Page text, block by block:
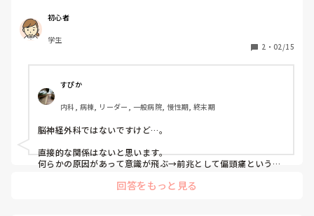
緊張しすぎると興奮してアセチルコリンが出て中枢神経が副
交感神経を押して意識が飛ぶのって偏頭痛ですよね？
セロトニンが不足して急激且つ高度に生体内維持に必要な血
液量が供給できなくなり意識が飛ぶ？とかって偏頭痛と関係
ありますか？
お願いします教えてください
本当にお願いします
初心者
学生
2 ・ 02/15
すぴか
内科, 病棟, リーダー, 一般病院, 慢性期, 終末期
脳神経外科ではないですけど…。
直接的な関係はないと思います。
何らかの原因があって意識が飛ぶ→前兆として偏頭痛という症
また、偏頭痛のメカニズムでは脳内の終末血管だけが拡張する
回答をもっと見る